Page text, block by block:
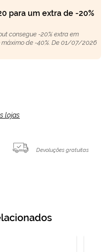
para um extra de -20%
consegue -20% extra em
máximo de -40%. De 01/07/2026
lojas
Devoluções gratuitas